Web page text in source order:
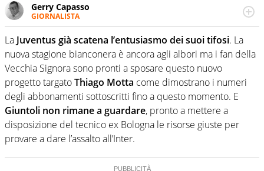
Gerry Capasso
GIORNALISTA
Per lui gli sport americani non hanno segreti: basket,
football, baseball e la capacità innata di trovare la notizia
dove altri non vedono granché
La Juventus già scatena l’entusiasmo dei suoi tifosi. La
nuova stagione bianconera è ancora agli albori ma i fan della
Vecchia Signora sono pronti a sposare questo nuovo
progetto targatoThiago Motta come dimostrano i numeri
degli abbonamenti sottoscritti fino a questo momento. E
Giuntoli non rimane a guardare, pronto a mettere a
disposizione del tecnico ex Bologna le risorse giuste per
provare a dare l’assalto all’Inter.